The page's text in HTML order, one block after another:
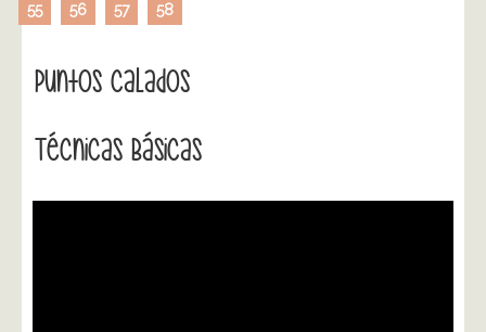
55 56 57 58
Puntos Calados
Técnicas Básicas